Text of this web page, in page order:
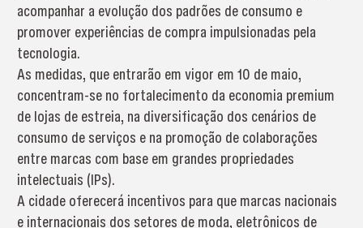
acompanhar a evolução dos padrões de consumo e
promover experiências de compra impulsionadas pela
tecnologia.
As medidas, que entrarão em vigor em 10 de maio,
concentram-se no fortalecimento da economia premium
de lojas de estreia, na diversificação dos cenários de
consumo de serviços e na promoção de colaborações
entre marcas com base em grandes propriedades
intelectuais (IPs).
A cidade oferecerá incentivos para que marcas nacionais
e internacionais dos setores de moda, eletrônicos de